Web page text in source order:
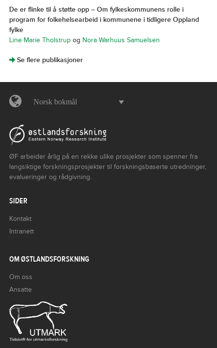
De er flinke til å støtte opp – Om fylkeskommunens rolle i
program for folkehelsearbeid i kommunene i tidligere Oppland
fylke
Line Marie Tholstrupog Nora Warhuus Samuelsen
]Se flere publikasjoner
Norsk bokmål
ØF arbeider årlig på en rekke ulike prosjekter som spenner fra
langsiktige forskningsprosjekter til forskningsbaserte utredninger,
evalueringer og rådgivning.
SIDER
Kontakt
Intranett
OM ØSTLANDSFORSKNING
Om oss
Ansatte